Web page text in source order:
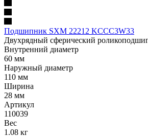
Подшипник SXM 22212 KCCC3W33
Двухрядный сферический
Внутренний диаметр
60 мм
Наружный диаметр
110 мм
Ширина
28 мм
Артикул
110039
Вес
1.08 кг